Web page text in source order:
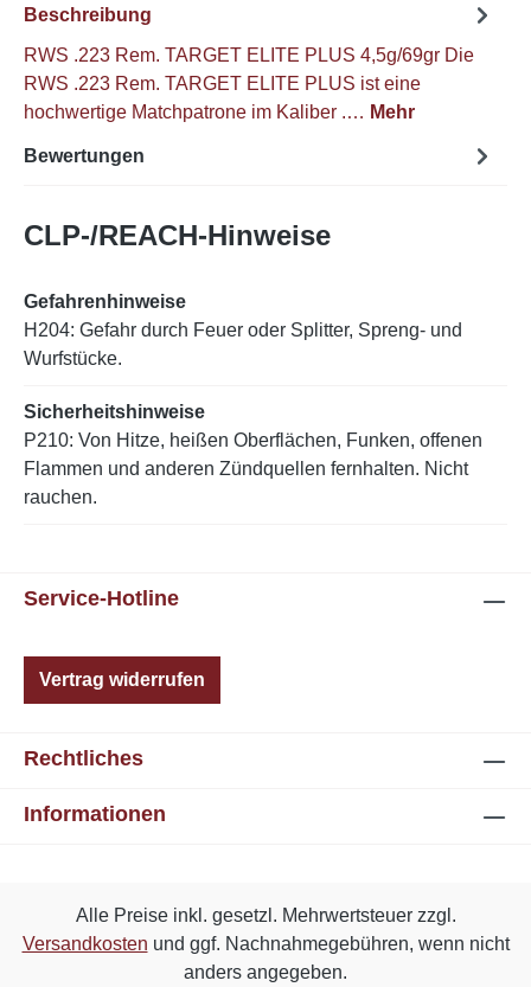
Beschreibung
RWS .223 Rem. TARGET ELITE PLUS 4,5g/69gr Die
RWS .223 Rem. TARGET ELITE PLUS ist eine
hochwertige Matchpatrone im Kaliber .… Mehr
Bewertungen
CLP-/REACH-Hinweise
Gefahrenhinweise
H204: Gefahr durch Feuer oder Splitter, Spreng- und
Wurfstücke.
Sicherheitshinweise
P210: Von Hitze, heißen Oberflächen, Funken, offenen
Flammen und anderen Zündquellen fernhalten. Nicht
rauchen.
Service-Hotline
Vertrag widerrufen
Rechtliches
Informationen
Alle Preise inkl. gesetzl. Mehrwertsteuer zzgl.
Versandkosten und ggf. Nachnahmegebühren, wenn nicht
anders angegeben.